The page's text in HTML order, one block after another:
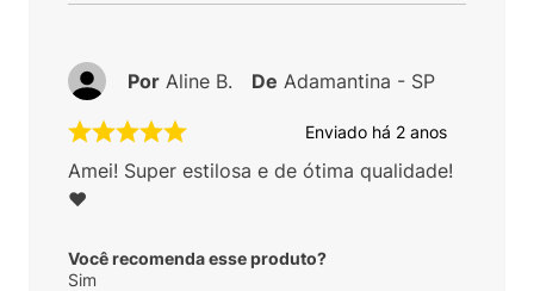
Enviado há 2 anos
Amei! Super estilosa e de ótima qualidade!
❤️
Você recomenda esse produto?
Sim
Por Aline B. De Adamantina - SP